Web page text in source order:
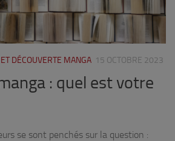
DÉCOUVERTE MANGA 15 OCTOBRE 2023
: quel est votre
se sont penchés sur la question :